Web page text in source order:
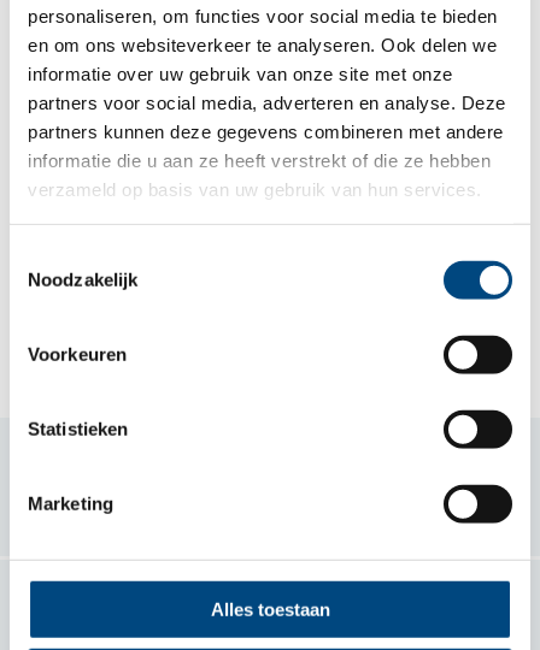
personaliseren, om functies voor social media te bieden
en om ons websiteverkeer te analyseren. Ook delen we
informatie over uw gebruik van onze site met onze
partners voor social media, adverteren en analyse. Deze
partners kunnen deze gegevens combineren met andere
informatie die u aan ze heeft verstrekt of die ze hebben
verzameld op basis van uw gebruik van hun services.
Noodzakelijk
Voorkeuren
Statistieken
Marketing
Alles toestaan
Veel leesplezier!
Lees de hele nieuwsbrief juli 2023 van de
Berg
Contact